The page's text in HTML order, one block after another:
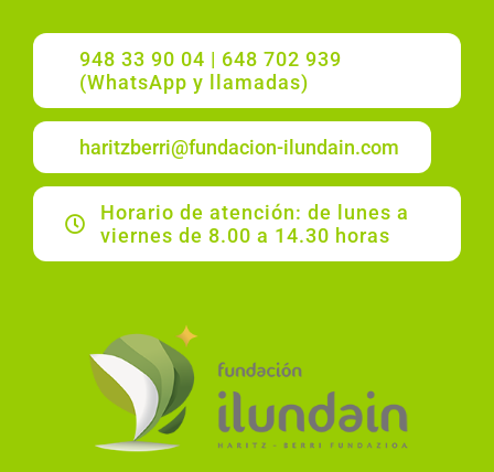
948 33 90 04 | 648 702 939
(WhatsApp y llamadas)
haritzberri@fundacion-ilundain.com
Horario de atención: de lunes a
viernes de 8.00 a 14.30 horas